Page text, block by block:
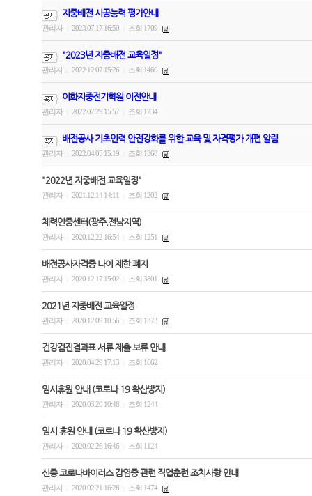
지중배전 시공능력 평가안내
관리자 2023.07.17 16:50 조회 1709
"2023년 지중배전 교육일정"
관리자 2022.12.07 15:26 조회 1460
이화지중전기학원 이전안내
관리자 2022.07.29 15:57 조회 1234
배전공사 기초인력 안전강화를 위한 교육 및 자격평가 개편 알림
관리자 2022.04.05 15:19 조회 1368
"2022년 지중배전 교육일정"
관리자 2021.12.14 14:11 조회 1202
체력인증센터(광주,전남지역)
관리자 2020.12.22 16:54 조회 1251
배전공사자격증 나이 제한 폐지
관리자 2020.12.17 15:02 조회 3801
2021년 지중배전 교육일정
관리자 2020.12.09 10:56 조회 1373
건강검진결과표 서류 제출 보류 안내
관리자 2020.04.29 17:13 조회 1662
임시휴원 안내 (코로나 19 확산방지)
관리자 2020.03.20 10:48 조회 1244
임시 휴원 안내 (코로나 19 확산방지)
관리자 2020.02.26 16:46 조회 1124
신종 코로나바이러스 감염증 관련 직업훈련 조치사항 안내
관리자 2020.02.21 16:28 조회 1474